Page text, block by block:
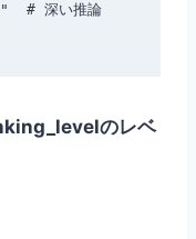
のレベ